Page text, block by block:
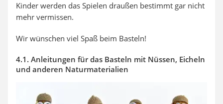
Kinder werden das Spielen draußen bestimmt gar nicht
mehr vermissen.
Wir wünschen viel Spaß beim Basteln!
4.1. Anleitungen für das Basteln mit Nüssen, Eicheln
und anderen Naturmaterialien